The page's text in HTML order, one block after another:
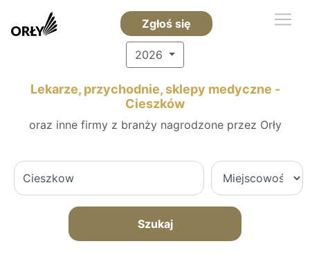
Zgłoś się
2026
Lekarze, przychodnie, sklepy medyczne -
Cieszków
oraz inne firmy z branży nagrodzone przez Orły
Szukaj